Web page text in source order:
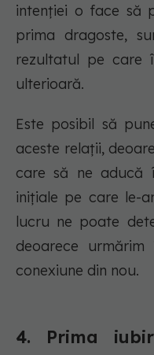
intenției o face să
prima dragoste,
rezultatul pe care
ulterioară.
Este posibil să
aceste relații,
care să ne aducă
inițiale pe care le-
lucru ne poate
deoarece
conexiune din nou.
4. Prima